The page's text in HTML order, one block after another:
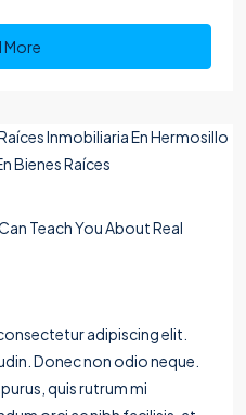
More
Teach You About Real
adipiscing elit.
Donec non odio neque.
quis rutrum mi